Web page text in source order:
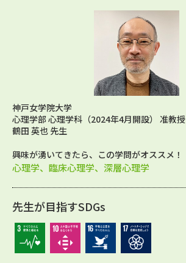
神戸女学院大学
心理学部 心理学科（2024年4月開設） 准教授
鶴田 英也 先生
興味が湧いてきたら、この学問がオススメ！
心理学、臨床心理学、深層心理学
先生が目指すSDGs